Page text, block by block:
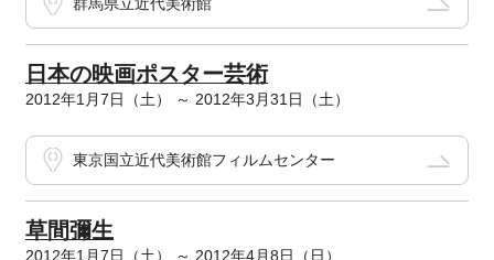
日本の映画ポスター芸術
2012年1月7日（土） ～ 2012年3月31日（土）
東京国立近代美術館フィルムセンター
草間彌生
2012年1月7日（土） ～ 2012年4月8日（日）